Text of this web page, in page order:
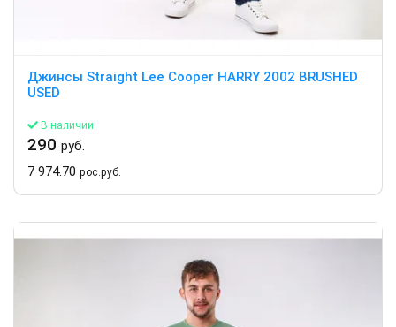
Джинсы Straight Lee Cooper HARRY 2002 BRUSHED
USED
В наличии
290 руб.
7 974.70 рос.руб.